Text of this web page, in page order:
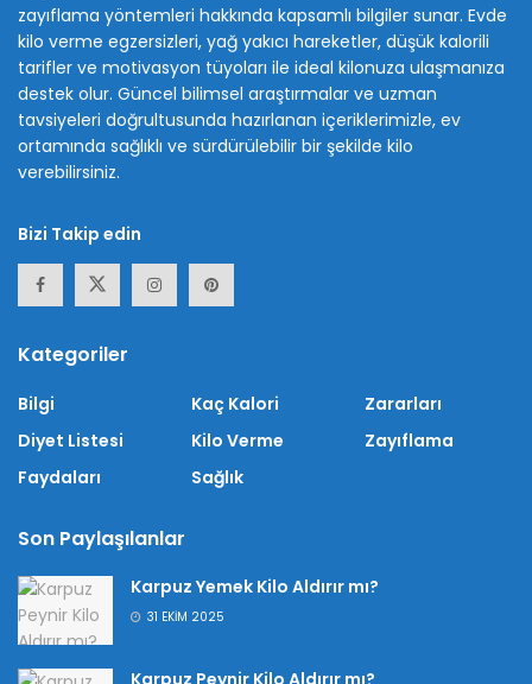
zayıflama yöntemleri hakkında kapsamlı bilgiler sunar. Evde
kilo verme egzersizleri, yağ yakıcı hareketler, düşük kalorili
tarifler ve motivasyon tüyoları ile ideal kilonuza ulaşmanıza
destek olur. Güncel bilimsel araştırmalar ve uzman
tavsiyeleri doğrultusunda hazırlanan içeriklerimizle, ev
ortamında sağlıklı ve sürdürülebilir bir şekilde kilo
verebilirsiniz.
Bizi Takip edin
Kategoriler
Bilgi
Diyet Listesi
Faydaları
Kaç Kalori
Kilo Verme
Sağlık
Zararları
Zayıflama
Son Paylaşılanlar
Karpuz Yemek Kilo Aldırır mı?
31 EKIM 2025
Karpuz Peynir Kilo Aldırır mı?